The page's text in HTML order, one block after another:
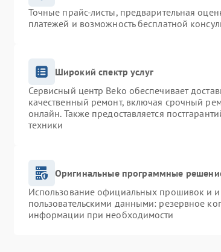
Точные прайс-листы, предварительная
платежей и возможность бесплатной
Широкий спектр услуг
Сервисный центр Beko обеспечивает
качественный ремонт, включая срочный
онлайн. Также предоставляется
техники
Оригинальные программные
Использование официальных прошивок и
пользовательскими данными: резервное
информации при необходимости